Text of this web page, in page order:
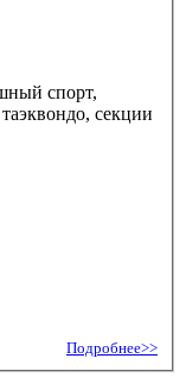
спорт,
секции
Подробнее>>